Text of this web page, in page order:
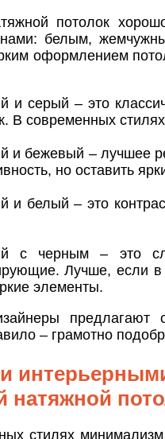
потолок
белым,
оформлением
и серый – это
В современных
и бежевый – лучшее
но оставить
и белый – это
с черным – это
Лучше, если в
элементы.
– грамотно
натяжной
стилях